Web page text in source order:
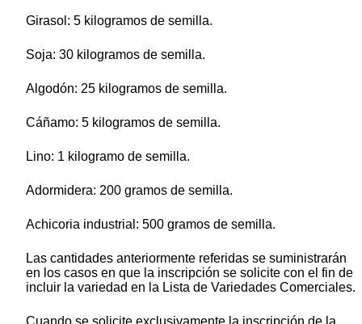
Girasol: 5 kilogramos de semilla.
Soja: 30 kilogramos de semilla.
Algodón: 25 kilogramos de semilla.
Cáñamo: 5 kilogramos de semilla.
Lino: 1 kilogramo de semilla.
Adormidera: 200 gramos de semilla.
Achicoria industrial: 500 gramos de semilla.
Las cantidades anteriormente referidas se suministrarán
en los casos en que la inscripción se solicite con el fin de
incluir la variedad en la Lista de Variedades Comerciales.